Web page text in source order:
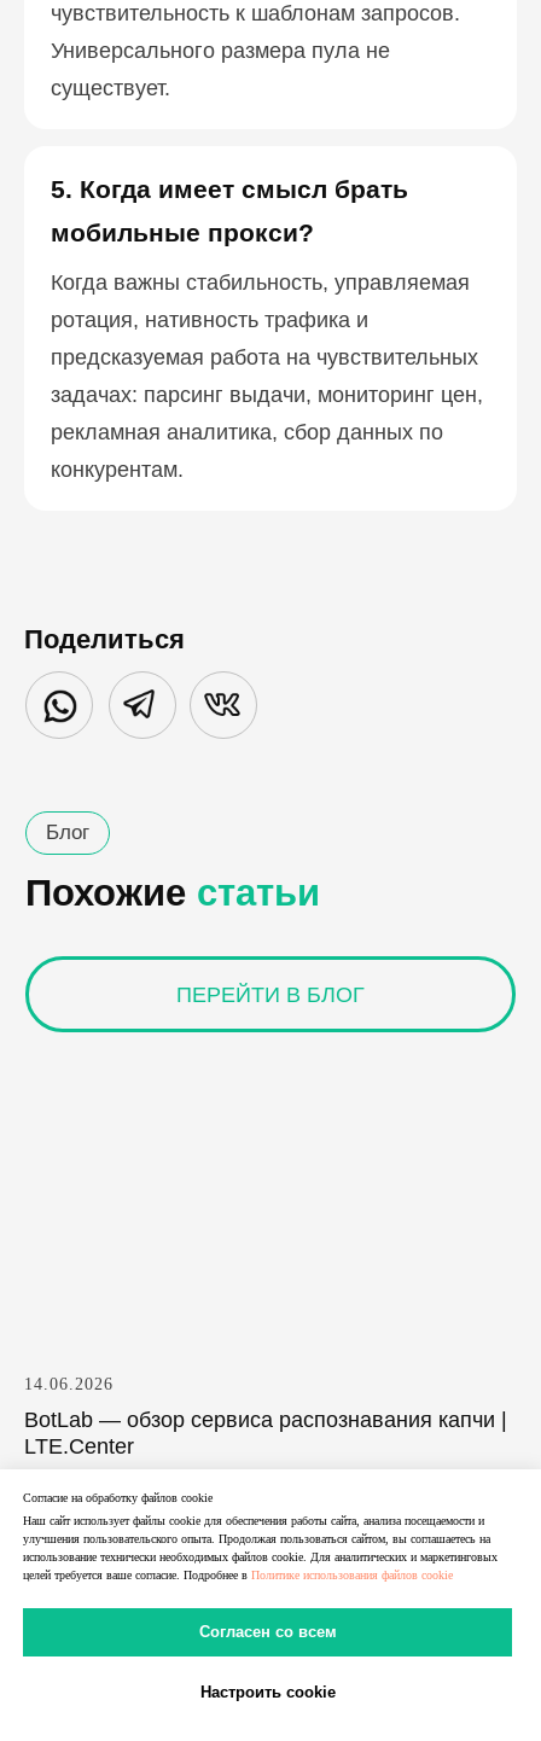
чувствительность к шаблонам запросов.
Универсального размера пула не
существует.
5. Когда имеет смысл брать
мобильные прокси?
Когда важны стабильность, управляемая
ротация, нативность трафика и
предсказуемая работа на чувствительных
задачах: парсинг выдачи, мониторинг цен,
рекламная аналитика, сбор данных по
конкурентам.
Поделиться
14.06.2026
BotLab — обзор сервиса распознавания капчи |
LTE.Center
Обзор BotLab: сервис распознавания капчи, уровень
публичной информации, возможные сценарии
применения и критерии оценки. Разбираем, что
представляет собой Ботлаб и кому может подойти
Согласие на обработку файлов cookie
Наш сайт использует файлы cookie для обеспечения работы сайта, анализа посещаемости и
улучшения пользовательского опыта. Продолжая пользоваться сайтом, вы соглашаетесь на
использование технически необходимых файлов cookie. Для аналитических и маркетинговых
целей требуется ваше согласие. Подробнее в Политике использования файлов cookie
Согласен со всем
Настроить cookie